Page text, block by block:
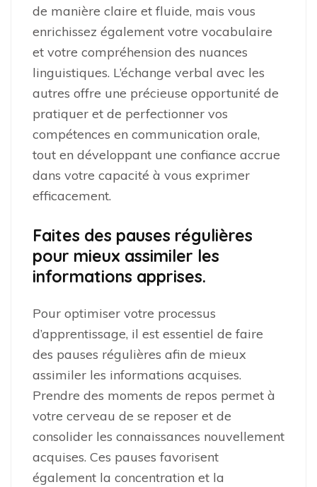
de manière claire et fluide, mais vous
enrichissez également votre vocabulaire
et votre compréhension des nuances
linguistiques. L’échange verbal avec les
autres offre une précieuse opportunité de
pratiquer et de perfectionner vos
compétences en communication orale,
tout en développant une confiance accrue
dans votre capacité à vous exprimer
efficacement.
Faites des pauses régulières
pour mieux assimiler les
informations apprises.
Pour optimiser votre processus
d’apprentissage, il est essentiel de faire
des pauses régulières afin de mieux
assimiler les informations acquises.
Prendre des moments de repos permet à
votre cerveau de se reposer et de
consolider les connaissances nouvellement
acquises. Ces pauses favorisent
également la concentration et la